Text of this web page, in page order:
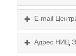
Схема проезда
Выходные:
Схема проезда
E-mail
Адрес НИЦ